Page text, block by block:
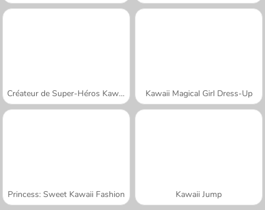
Créateur de Super-Héros Kawaii Kawaii Magical Girl Dress-Up
Princess: Sweet Kawaii Fashion Kawaii Jump